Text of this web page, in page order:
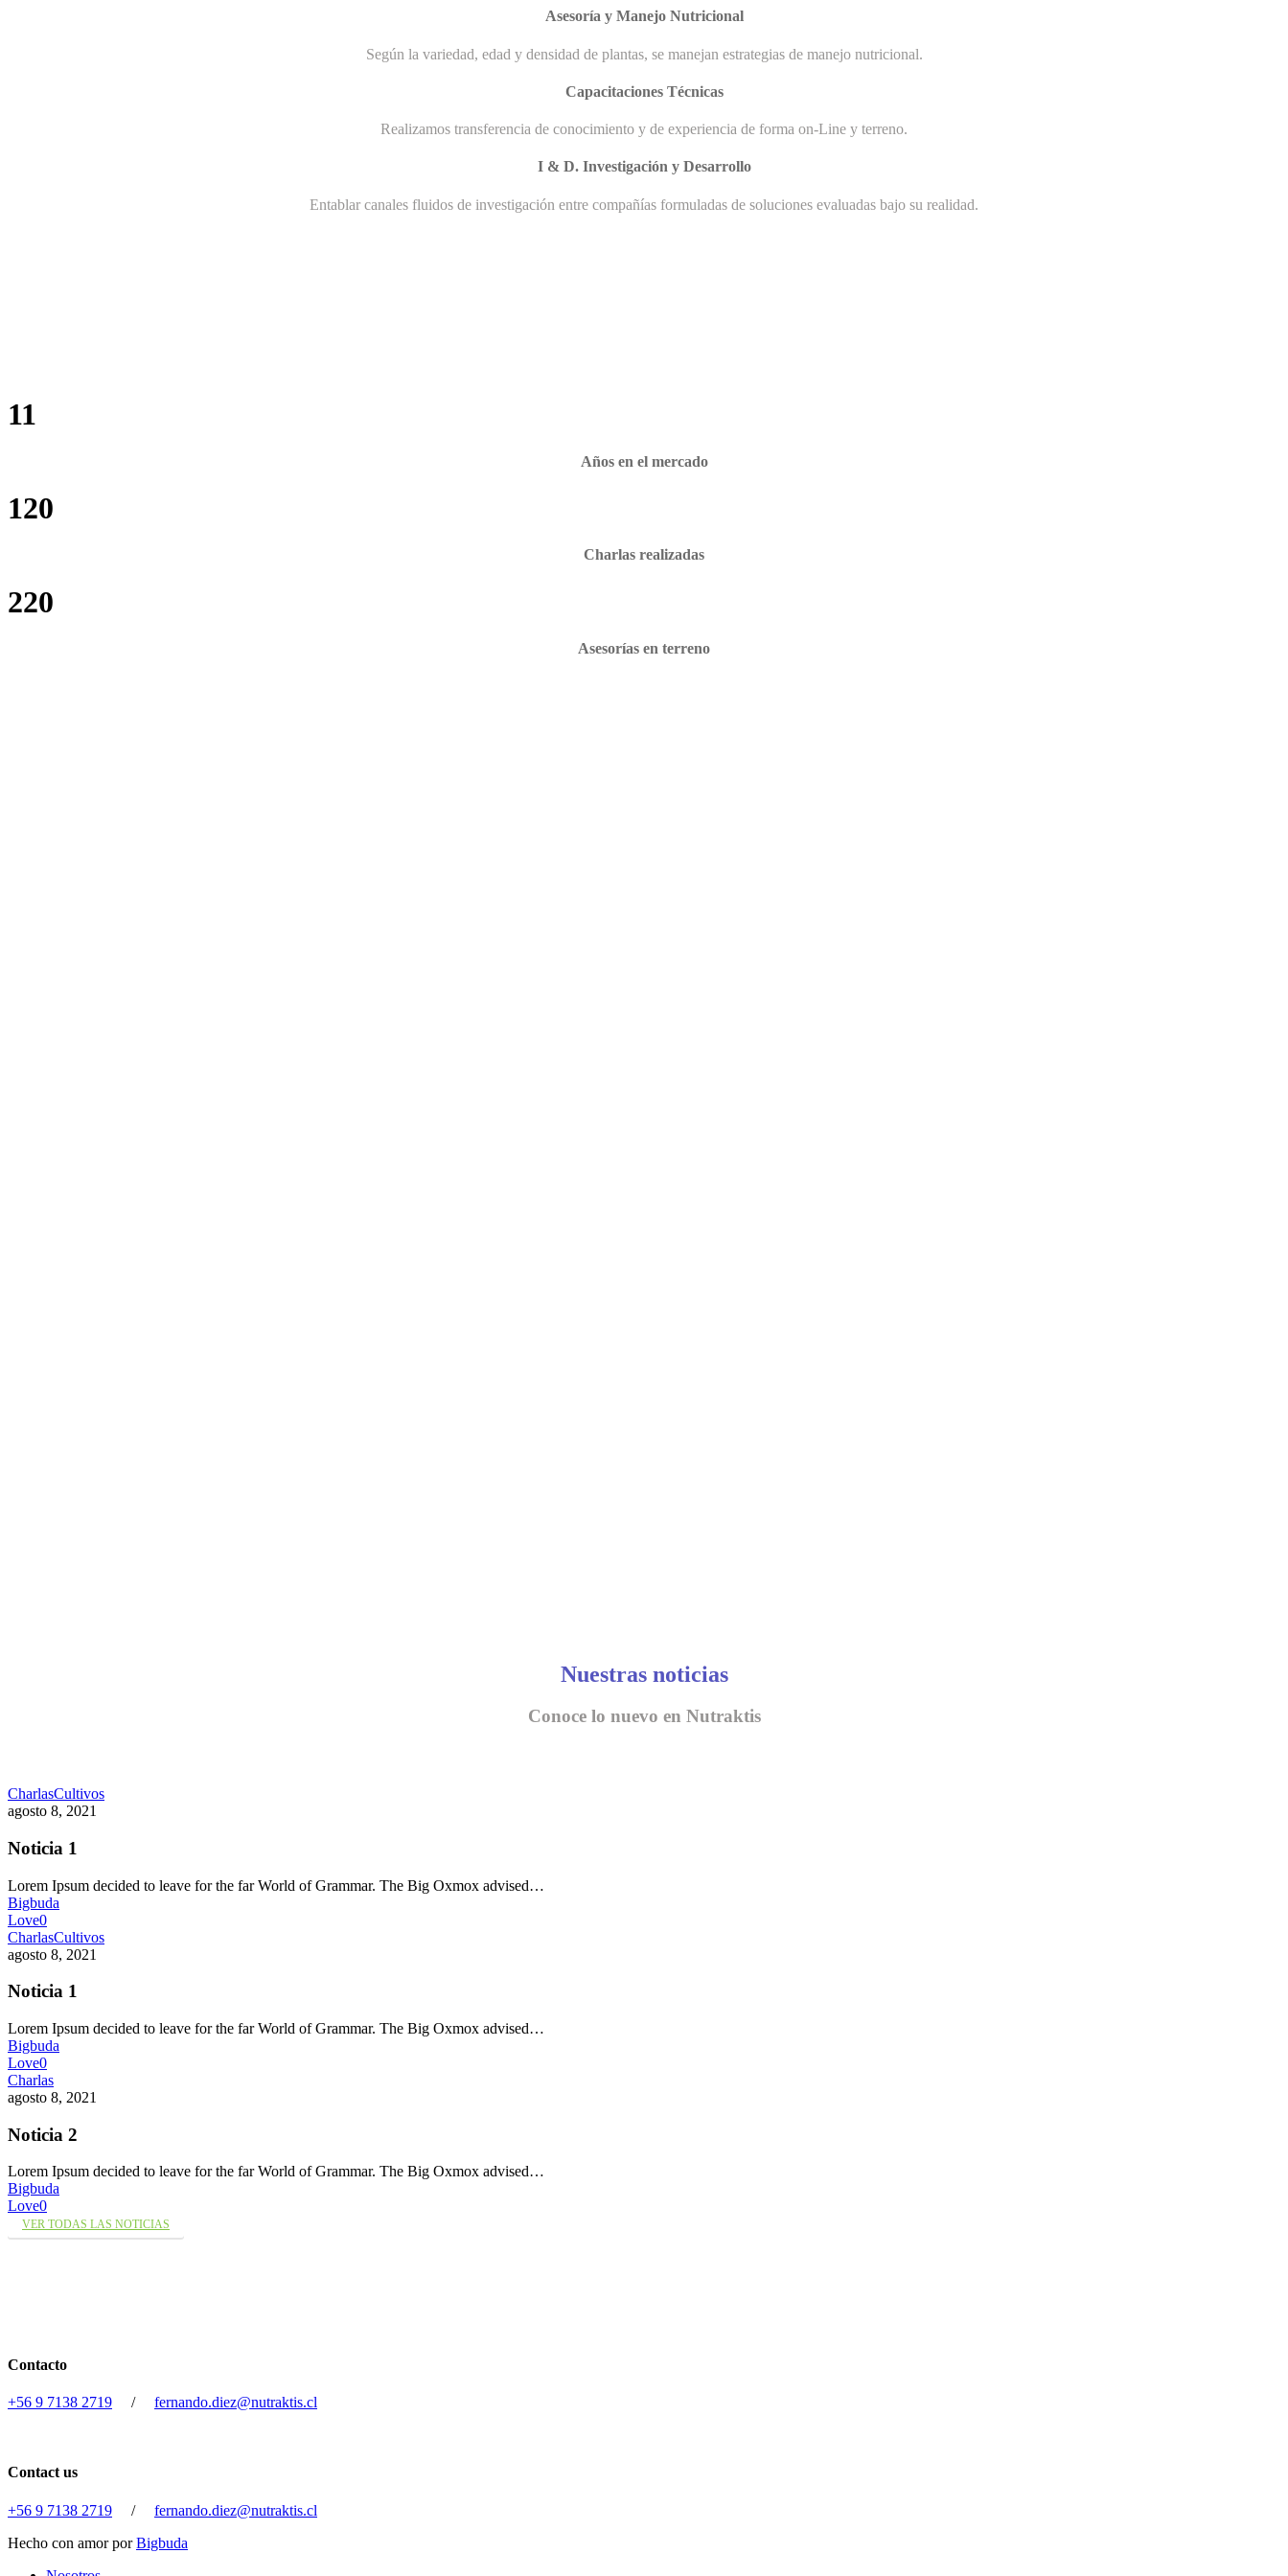
Asesoría y Manejo Nutricional
Según la variedad, edad y densidad de plantas, se manejan estrategias de manejo nutricional.
Capacitaciones Técnicas
Realizamos transferencia de conocimiento y de experiencia de forma on-Line y terreno.
I & D. Investigación y Desarrollo
Entablar canales fluidos de investigación entre compañías formuladas de soluciones evaluadas bajo su realidad.
11
Años en el mercado
120
Charlas realizadas
220
Asesorías en terreno
Nuestras noticias
Conoce lo nuevo en Nutraktis
CharlasCultivos
agosto 8, 2021
Noticia 1
Lorem Ipsum decided to leave for the far World of Grammar. The Big Oxmox advised…
Bigbuda
Love0
CharlasCultivos
agosto 8, 2021
Noticia 1
Lorem Ipsum decided to leave for the far World of Grammar. The Big Oxmox advised…
Bigbuda
Love0
Charlas
agosto 8, 2021
Noticia 2
Lorem Ipsum decided to leave for the far World of Grammar. The Big Oxmox advised…
Bigbuda
Love0
VER TODAS LAS NOTICIAS
Contacto
+56 9 7138 2719 / fernando.diez@nutraktis.cl
Contact us
+56 9 7138 2719 / fernando.diez@nutraktis.cl
Hecho con amor porBigbuda